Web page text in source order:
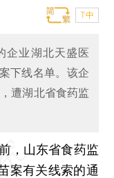
T中
企业湖北天盛医
下线名单。该企
遭湖北省食药监
，山东省食药监
案有关线索的通